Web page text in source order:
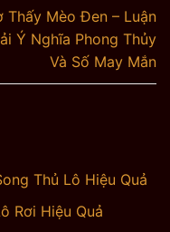
Thấy Mèo Đen – Luận
Ý Nghĩa Phong Thủy
Và Số May Mắn
Thủ Lô Hiệu Quả
Rơi Hiệu Quả